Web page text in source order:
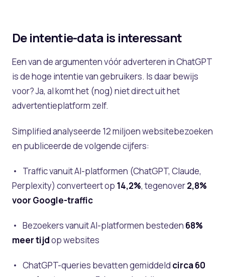
De intentie-data is interessant
Een van de argumenten vóór adverteren in ChatGPT
is de hoge intentie van gebruikers. Is daar bewijs
voor? Ja, al komt het (nog) niet direct uit het
advertentieplatform zelf.
Simplified analyseerde 12 miljoen websitebezoeken
en publiceerde de volgende cijfers:
• Traffic vanuit AI-platformen (ChatGPT, Claude,
Perplexity) converteert op 14,2%, tegenover2,8%
voor Google-traffic
• Bezoekers vanuit AI-platformen besteden 68%
meer tijdop websites
• ChatGPT-queries bevatten gemiddeld circa 60